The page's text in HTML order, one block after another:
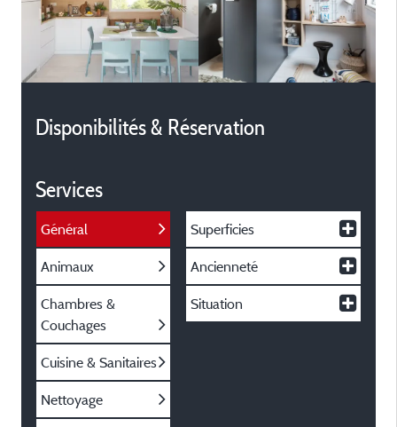
Disponibilités & Réservation
Services
Général
Animaux
Chambres &
Couchages
Cuisine & Sanitaires
Nettoyage
Superficies
Ancienneté
Situation